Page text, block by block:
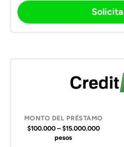
$100.000 – $15.000.000
pesos